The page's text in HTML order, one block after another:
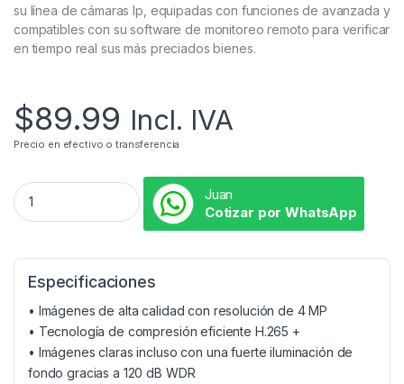
su línea de cámaras Ip, equipadas con funciones de avanzada y
compatibles con su software de monitoreo remoto para verificar
en tiempo real sus más preciados bienes.
$89.99 Incl. IVA
Precio en efectivo o transferencia
Juan
Cotizar por WhatsApp
Especificaciones
• Imágenes de alta calidad con resolución de 4 MP
• Tecnología de compresión eficiente H.265 +
• Imágenes claras incluso con una fuerte iluminación de
fondo gracias a 120 dB WDR